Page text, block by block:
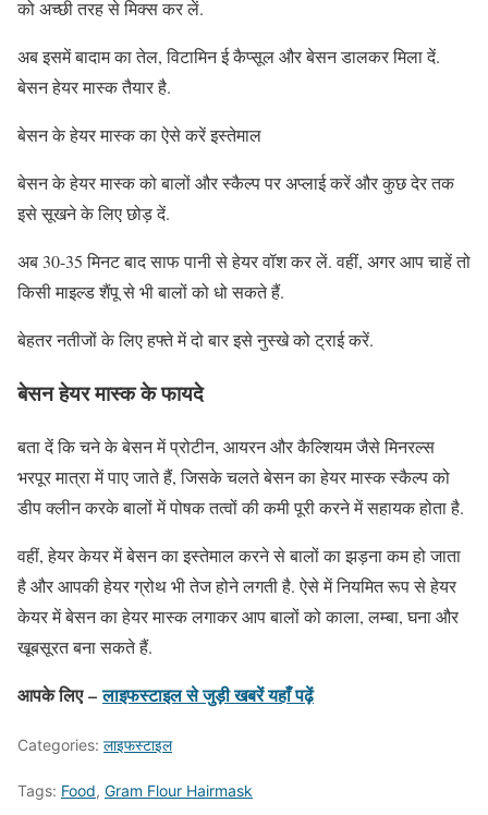
को अच्छी तरह से मिक्स कर लें.
अब इसमें बादाम का तेल, विटामिन ई कैप्सूल और बेसन डालकर मिला दें.
बेसन हेयर मास्क तैयार है.
बेसन के हेयर मास्क का ऐसे करें इस्तेमाल
बेसन के हेयर मास्क को बालों और स्कैल्प पर अप्लाई करें और कुछ देर तक
इसे सूखने के लिए छोड़ दें.
अब 30-35 मिनट बाद साफ पानी से हेयर वॉश कर लें. वहीं, अगर आप चाहें तो
किसी माइल्ड शैंपू से भी बालों को धो सकते हैं.
बेहतर नतीजों के लिए हफ्ते में दो बार इसे नुस्खे को ट्राई करें.
बेसन हेयर मास्क के फायदे
बता दें कि चने के बेसन में प्रोटीन, आयरन और कैल्शियम जैसे मिनरल्स
भरपूर मात्रा में पाए जाते हैं, जिसके चलते बेसन का हेयर मास्क स्कैल्प को
डीप क्लीन करके बालों में पोषक तत्वों की कमी पूरी करने में सहायक होता है.
वहीं, हेयर केयर में बेसन का इस्तेमाल करने से बालों का झड़ना कम हो जाता
है और आपकी हेयर ग्रोथ भी तेज होने लगती है. ऐसे में नियमित रूप से हेयर
केयर में बेसन का हेयर मास्क लगाकर आप बालों को काला, लम्बा, घना और
खूबसूरत बना सकते हैं.
आपके लिए –लाइफस्टाइलसे जुड़ी खबरें यहाँ पढ़ें
Categories: लाइफस्टाइल
Tags: Food, Gram Flour Hairmask